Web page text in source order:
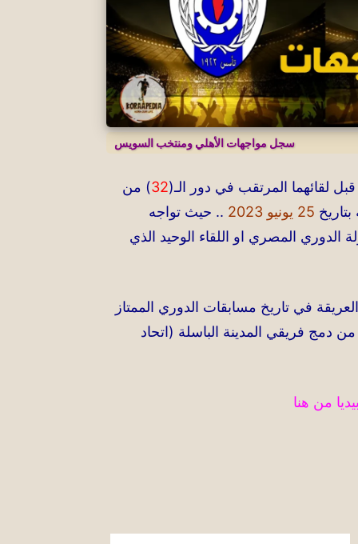
سجل مواجهات الأهلي ومنتخب السويس
لقائهما المرتقب في دور الـ(32) من
25 يونيو 2023
.. حيث تواجه
الدوري المصري او اللقاء الوحيد الذي
في تاريخ مسابقات الدوري الممتاز
دمج فريقي المدينة الباسلة (اتحاد
من هنا